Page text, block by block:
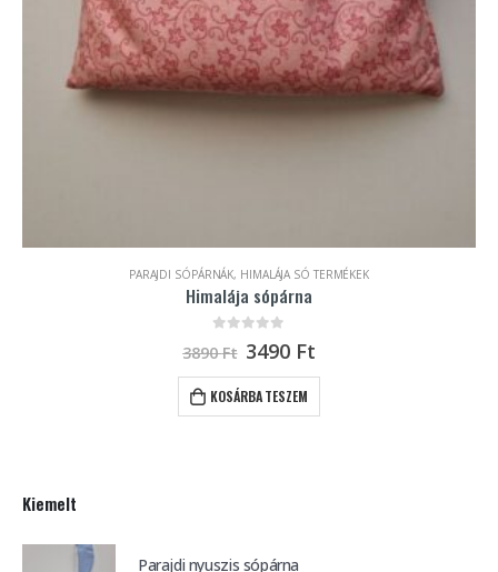
PARAJDI SÓPÁRNÁK, HIMALÁJA SÓ TERMÉKEK
Himalája sópárna
3890Ft 3490 Ft
KOSÁRBA TESZEM
Kiemelt
Parajdi nyuszis sópárna